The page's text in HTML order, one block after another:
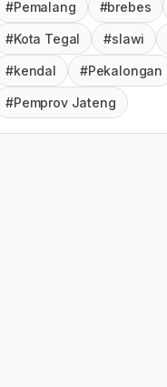
#Pemalang #brebes
#Kota Tegal #slawi
#kendal #Pekalongan
#Pemprov Jateng